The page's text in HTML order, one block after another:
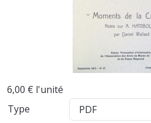
6,00 € l'unité
Type